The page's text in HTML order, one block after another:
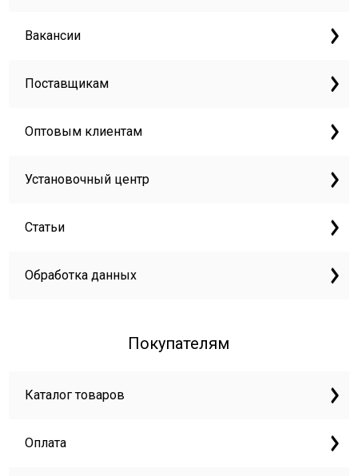
Вакансии
Поставщикам
Оптовым клиентам
Установочный центр
Статьи
Обработка данных
Покупателям
Каталог товаров
Оплата